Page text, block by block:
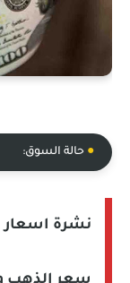
● حالة السوق:
نشرة اسعار